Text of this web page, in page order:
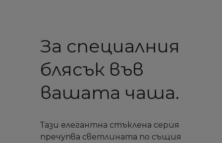
За специалния
блясък във
вашата чаша.
Тази елегантна стъклена серия
пречупва светлината по същия